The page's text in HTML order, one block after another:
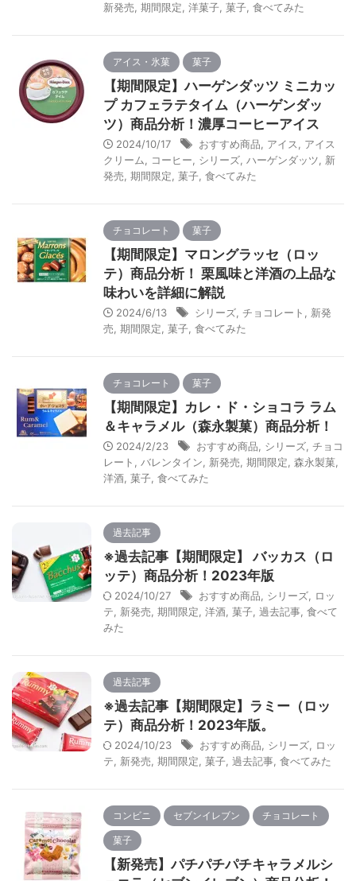
新発売, 期間限定, 洋菓子, 菓子, 食べてみた
アイス・氷菓 菓子
【期間限定】ハーゲンダッツ ミニカッ
プ カフェラテタイム（ハーゲンダッ
ツ）商品分析！濃厚コーヒーアイス
2024/10/17 おすすめ商品, アイス, アイス
クリーム, コーヒー, シリーズ, ハーゲンダッツ, 新
発売, 期間限定, 菓子, 食べてみた
チョコレート 菓子
【期間限定】マロングラッセ（ロッ
テ）商品分析！ 栗風味と洋酒の上品な
味わいを詳細に解説
2024/6/13 シリーズ, チョコレート , 新発
売, 期間限定, 菓子, 食べてみた
チョコレート 菓子
【期間限定】カレ・ド・ショコラ ラム
＆キャラメル（森永製菓）商品分析！
2024/2/23 おすすめ商品, シリーズ, チョコ
レート , バレンタイン, 新発売, 期間限定, 森永製菓,
洋酒, 菓子, 食べてみた
過去記事
※過去記事【期間限定】 バッカス（ロ
ッテ）商品分析！2023年版
2024/10/27 おすすめ商品, シリーズ, ロッ
テ, 新発売, 期間限定, 洋酒, 菓子, 過去記事, 食べて
みた
過去記事
※過去記事【期間限定】ラミー（ロッ
テ）商品分析！2023年版。
2024/10/23 おすすめ商品, シリーズ, ロッ
テ, 新発売, 期間限定, 菓子, 過去記事, 食べてみた
コンビニ セブンイレブン チョコレート
菓子
【新発売】パチパチパチキャラメルシ